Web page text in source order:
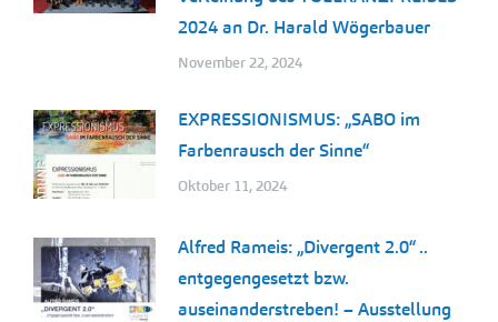
2024 an Dr. Harald Wögerbauer
November 22, 2024
EXPRESSIONISMUS: „SABO im
Farbenrausch der Sinne“
Oktober 11, 2024
Alfred Rameis: „Divergent 2.0“ ..
entgegengesetzt bzw.
auseinanderstreben! – Ausstellung